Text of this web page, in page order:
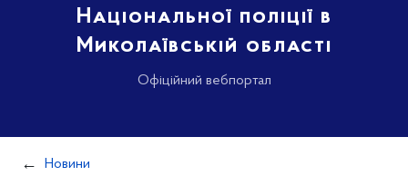
Національної поліції в
Миколаївській області
Офіційний вебпортал
Новини